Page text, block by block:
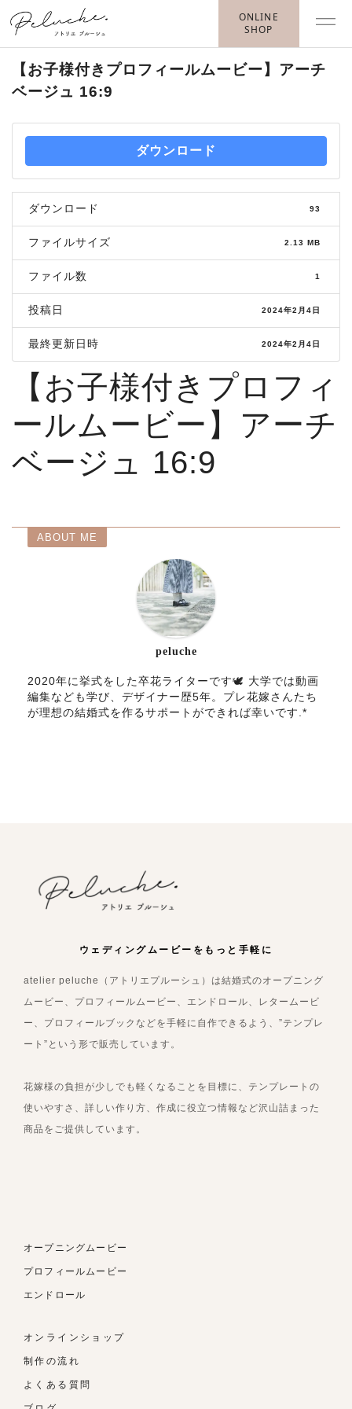
ONLINE
SHOP
【お子様付きプロフィールムービー】アーチ
ベージュ 16:9
ダウンロード
ダウンロード 93
ファイルサイズ 2.13 MB
ファイル数 1
投稿日 2024年2月4日
最終更新日時 2024年2月4日
【お子様付きプロフィ
ールムービー】アーチ
ベージュ 16:9
ABOUT ME
peluche
2020年に挙式をした卒花ライターです🕊 大学では動画
編集なども学び、デザイナー歴5年。プレ花嫁さんたち
が理想の結婚式を作るサポートができれば幸いです.*
ウェディングムービーをもっと手軽に
atelier peluche（アトリエプルーシュ）は結婚式のオープニング
ムービー、プロフィールムービー、エンドロール、レタームービ
ー、プロフィールブックなどを手軽に自作できるよう、”テンプレ
ート”という形で販売しています。
花嫁様の負担が少しでも軽くなることを目標に、テンプレートの
使いやすさ、詳しい作り方、作成に役立つ情報など沢山詰まった
商品をご提供しています。
オープニングムービー
プロフィールムービー
エンドロール
オンラインショップ
制作の流れ
よくある質問